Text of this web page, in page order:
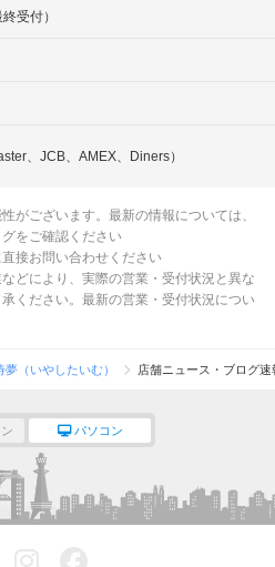
受付）
、JCB、AMEX、Diners）
がございます。最新の情報については、
をご確認ください
接お問い合わせください
どにより、実際の営業・受付状況と異な
ください。最新の営業・受付状況につい
夢（いやしたいむ） 店舗ニュース・ブログ速
パソコン